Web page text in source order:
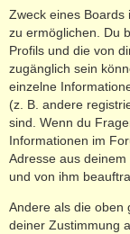
Zweck eines Boards
zu ermöglichen. Du
Profils und die von
zugänglich sein
einzelne
(z. B. andere
sind. Wenn du
Informationen im
Adresse aus
und von ihm
Andere als die oben
deiner Zustimmung